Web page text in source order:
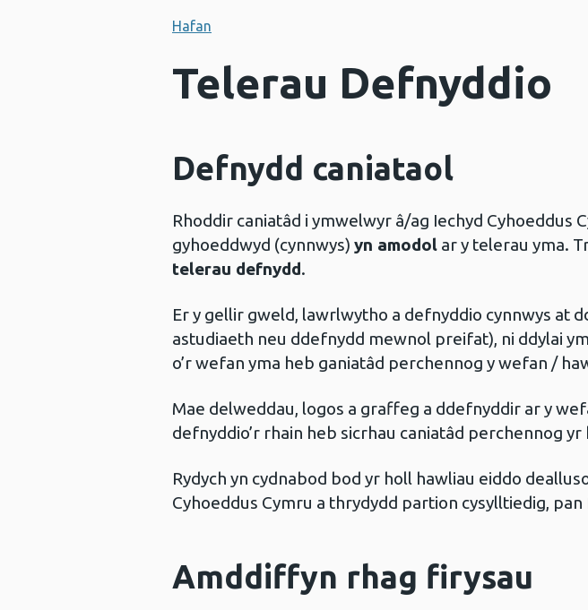
Hafan
Telerau Defnyddio
Defnydd caniataol
Rhoddir caniatâd i ymwelwyr â/ag Iechyd Cyhoeddus
gyhoeddwyd (cynnwys) yn amodol ar y telerau yma.
telerau defnydd.
Er y gellir gweld, lawrlwytho a defnyddio cynnwys at
astudiaeth neu ddefnydd mewnol preifat), ni ddylai
o’r wefan yma heb ganiatâd perchennog y wefan /
Mae delweddau, logos a graffeg a ddefnyddir ar y
defnyddio’r rhain heb sicrhau caniatâd perchennog
Rydych yn cydnabod bod yr holl hawliau eiddo
Cyhoeddus Cymru a thrydydd partion cysylltiedig, pan
Amddiffyn rhag firysau